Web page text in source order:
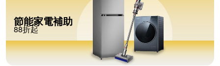
節能家電補助
88折起